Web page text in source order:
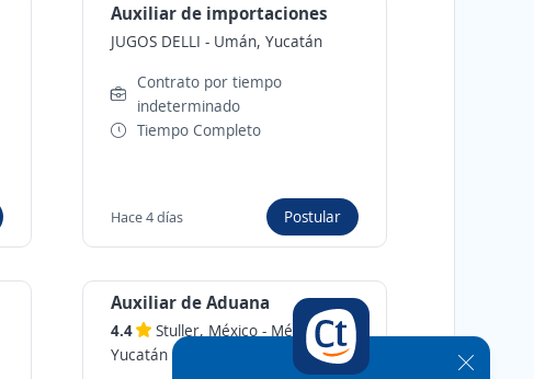
Auxiliar de importaciones
JUGOS DELLI - Umán, Yucatán
Contrato por tiempo
indeterminado
Tiempo Completo
Hace 4 días Postular
Auxiliar de Aduana
4.4 Stuller, México - Mérida,
Yucatán